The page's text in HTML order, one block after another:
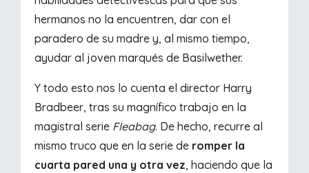
hermanos no la encuentren, dar con el
paradero de su madre y, al mismo tiempo,
ayudar al joven marqués de Basilwether.
Y todo esto nos lo cuenta el director Harry
Bradbeer, tras su magnífico trabajo en la
magistral serie Fleabag. De hecho, recurre al
mismo truco que en la serie de romper la
cuarta pared una y otra vez, haciendo que la